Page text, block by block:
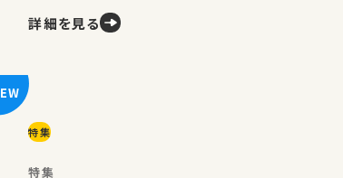
詳細を見る
特集
特集